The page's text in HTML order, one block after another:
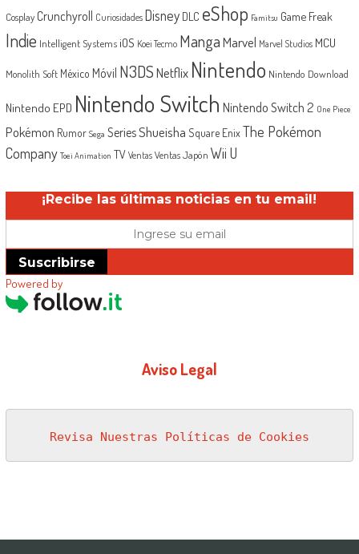
Cosplay Crunchyroll Curiosidades Disney DLC eShop Famitsu Game Freak
Indie Intelligent Systems iOS Koei Tecmo MangaMarvel Marvel Studios MCU
Monolith Soft México Móvil N3DSNetflix Nintendo Nintendo Download
Nintendo EPD Nintendo Switch Nintendo Switch 2 One Piece
Pokémon Rumor Sega SeriesShueisha Square EnixThe Pokémon
Company Toei Animation TV Ventas Ventas Japón Wii U
¡Recibe las últimas noticias en tu email!
Suscribirse
Powered by
Aviso Legal
Revisa Nuestras Políticas de Cookies